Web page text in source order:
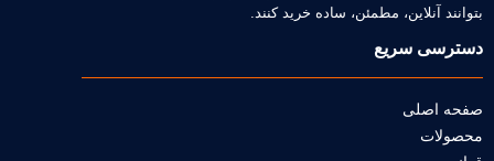
بتوانند آنلاین، مطمئن، ساده خرید کنند.
دسترسی سریع
صفحه اصلی
محصولات